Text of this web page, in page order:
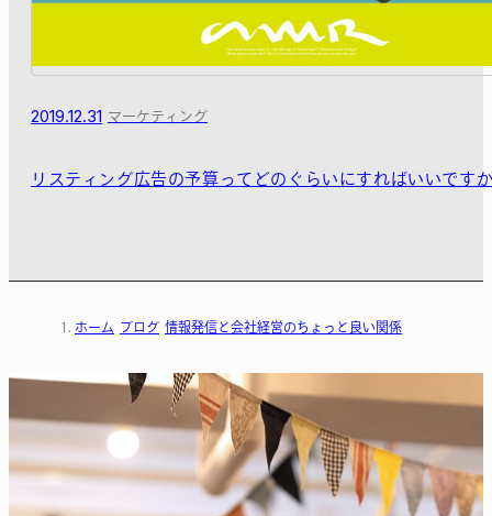
2019.12.31 マーケティング
リスティング広告の予算ってどのぐらいにすればいいです
ホーム ブログ 情報発信と会社経営のちょっと良い関係